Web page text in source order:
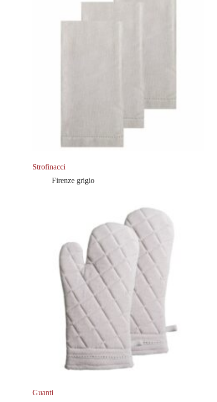
Strofinacci
Firenze grigio
Guanti